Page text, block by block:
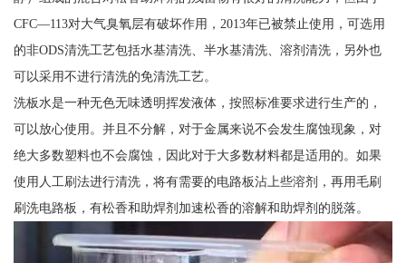
CFC—113对大气臭氧层有破坏作用，2013年已被禁止使用，可选用
的非ODS清洗工艺包括水基清洗、半水基清洗、溶剂清洗，另外也
可以采用不进行清洗的免清洗工艺。
洗板水是一种无色无味透明挥发液体，按照标准要求进行生产的，
可以放心使用。并且不分解，对于金属来说不会发生腐蚀现象，对
绝大多数塑料也不会腐蚀，因此对于大多数材料都是适用的。如果
使用人工刷法进行清洗，将有需要的电路板沾上些溶剂，再用毛刷
刷洗电路板，有松香和助焊剂加速松香的溶解和助焊剂的脱落。